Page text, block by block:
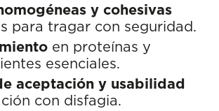
y cohesivas
para tragar con seguridad.
en proteínas y
esenciales.
aceptación y usabilidad
con disfagia.